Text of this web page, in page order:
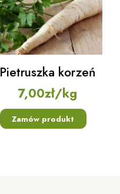
Pietruszka korzeń
7,00zł/kg
Zamów produkt